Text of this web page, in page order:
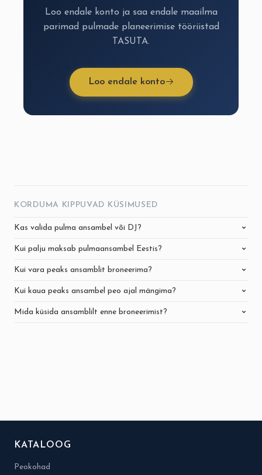
Loo endale konto ja saa endale maailma
parimad pulmade planeerimise tööriistad
TASUTA.
Loo endale konto
KORDUMA KIPPUVAD KÜSIMUSED
Kas valida pulma ansambel või DJ?
Kui palju maksab pulmaansambel Eestis?
Kui vara peaks ansamblit broneerima?
Kui kaua peaks ansambel peo ajal mängima?
Mida küsida ansamblilt enne broneerimist?
KATALOOG
Peokohad